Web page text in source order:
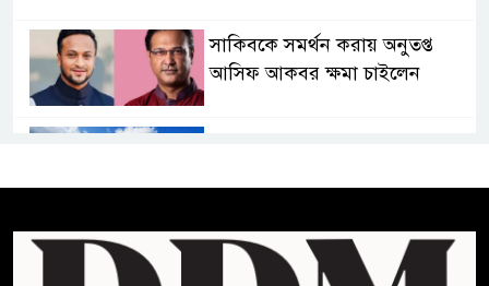
সাকিবকে সমর্থন করায় অনুতপ্ত
আসিফ আকবর ক্ষমা চাইলেন
প্রথম শ্রেণি ছাড়া অন্য সব শ্রেণিতে
হবে ভর্তি পরীক্ষা: শিক্ষা মন্ত্রণালয়